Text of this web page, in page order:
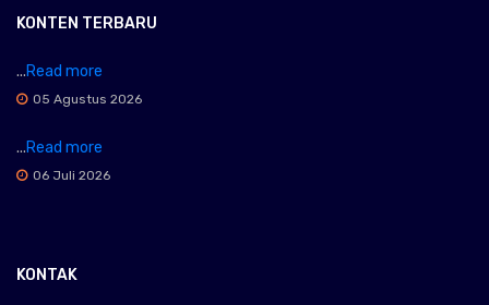
KONTEN TERBARU
...Read more
05 Agustus 2026
...Read more
06 Juli 2026
KONTAK